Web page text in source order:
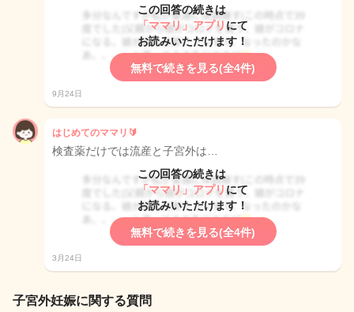
この回答の続きは
「ママリ」アプリ にて
お読みいただけます！
無料で続きを見る(全4件)
9月24日
はじめてのママリ🔰
検査薬だけでは流産と子宮外は…
この回答の続きは
「ママリ」アプリ にて
お読みいただけます！
無料で続きを見る(全4件)
3月24日
子宮外妊娠に関する質問